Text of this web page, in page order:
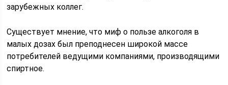
зарубежных коллег.
Существует мнение, что миф о пользе алкоголя в
малых дозах был преподнесен широкой массе
потребителей ведущими компаниями, производящими
спиртное.